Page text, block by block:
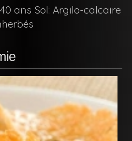
ans Sol: Argilo-calcaire